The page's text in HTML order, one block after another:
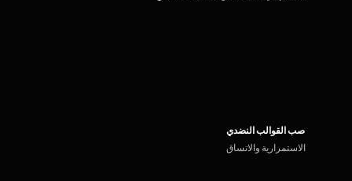
صب القوالب النضدي
الاستمرارية والاتساق